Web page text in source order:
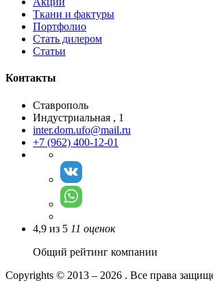
Ткани и фактуры
Портфолио
Стать дилером
Статьи
Контакты
Ставрополь
Индустриальная , 1
inter.dom.ufo@mail.ru
+7 (962) 400-12-01
4,9 из 5 11 оценок
Общий рейтинг компании
Copyrights © 2013 – 2026 . Все права